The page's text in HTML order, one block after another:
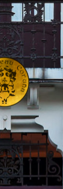
ART-
NOUVEAU
CORUÑA